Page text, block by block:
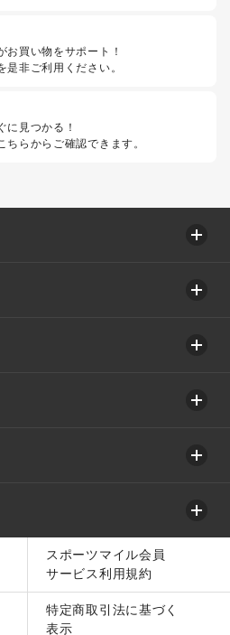
お買い物をサポート！
是非ご利用ください。
に見つかる！
ちらからご確認できます。
スポーツマイル会員
サービス利用規約
特定商取引法に基づく
表示